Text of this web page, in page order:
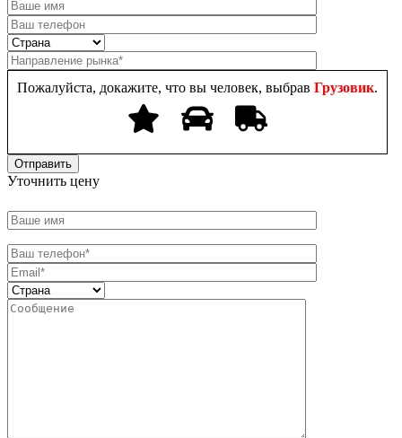
Пожалуйста, докажите, что вы человек, выбрав Грузовик.
Уточнить цену